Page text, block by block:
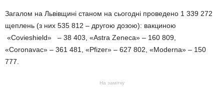
Загалом на Львівщині станом на сьогодні проведено 1 339 272
щеплень (з них 535 812 – другою дозою): вакциною
«Covieshield» – 38 403, «Astra Zeneca» – 160 809,
«Coronavac» – 361 481, «Pfizer» – 627 802, «Moderna» – 150
777.
На замітку